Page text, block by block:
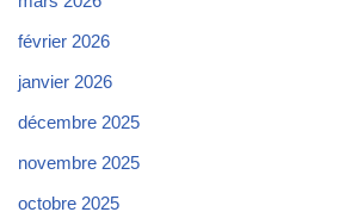
février 2026
janvier 2026
décembre 2025
novembre 2025
octobre 2025